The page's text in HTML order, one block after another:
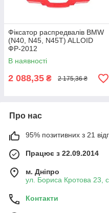
Фіксатор распредвалів BMW
(N40, N45, N45T) ALLOID
ФР-2012
В наявності
2 088,35 ₴ 2 175,36 ₴
Про нас
95% позитивних з 21
Працює з 22.09.2014
м. Дніпро
ул. Бориса Кротова 23,
Контакти